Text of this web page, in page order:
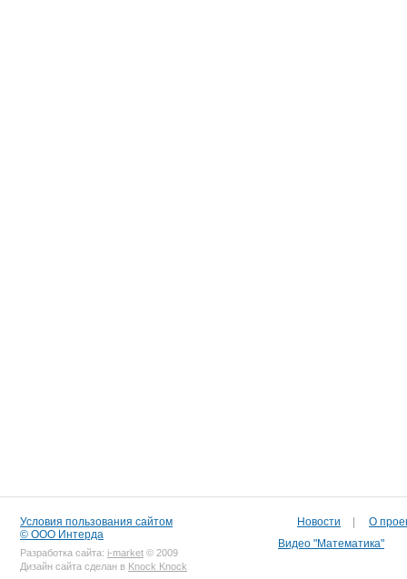
Условия пользования сайтом
© ООО Интерда
Разработка сайта: i-market © 2009
Дизайн сайта сделан в Knock Knock
Новости
О
Видео "Математика"